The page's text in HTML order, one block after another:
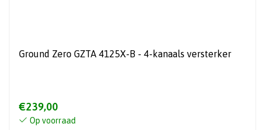
Ground Zero GZTA 4125X-B - 4-kanaals versterker
€239,00
Op voorraad